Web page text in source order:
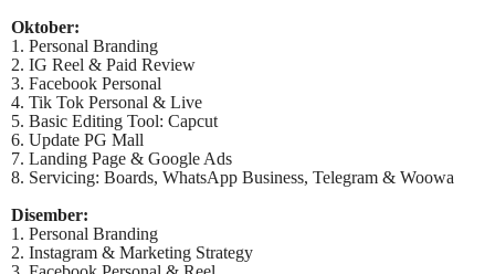
Oktober:
1. Personal Branding
2. IG Reel & Paid Review
3. Facebook Personal
4. Tik Tok Personal & Live
5. Basic Editing Tool: Capcut
6. Update PG Mall
7. Landing Page & Google Ads
8. Servicing: Boards, WhatsApp Business, Telegram & Woowa
Disember:
1. Personal Branding
2. Instagram & Marketing Strategy